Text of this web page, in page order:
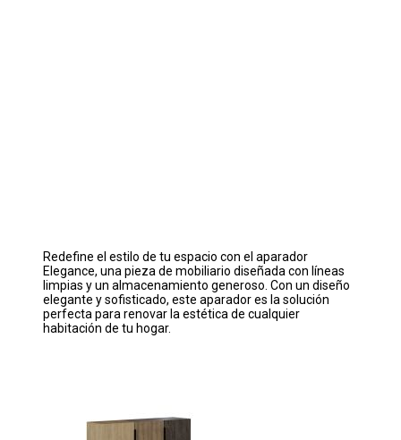
Redefine el estilo de tu espacio con el aparador
Elegance, una pieza de mobiliario diseñada con líneas
limpias y un almacenamiento generoso. Con un diseño
elegante y sofisticado, este aparador es la solución
perfecta para renovar la estética de cualquier
habitación de tu hogar.